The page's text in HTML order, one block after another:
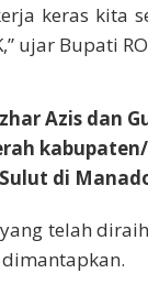
keras kita
ujar Bupati
Azis dan
di
telah